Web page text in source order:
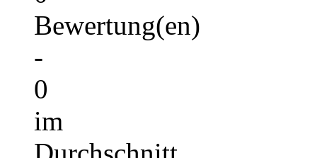
Bewertung(en)
-
0
im